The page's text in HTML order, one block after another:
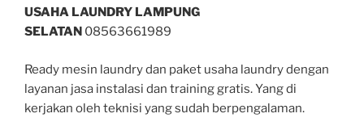
USAHA LAUNDRY LAMPUNG
SELATAN 08563661989
Ready mesin laundry dan paket usaha laundry dengan
layanan jasa instalasi dan training gratis. Yang di
kerjakan oleh teknisi yang sudah berpengalaman.